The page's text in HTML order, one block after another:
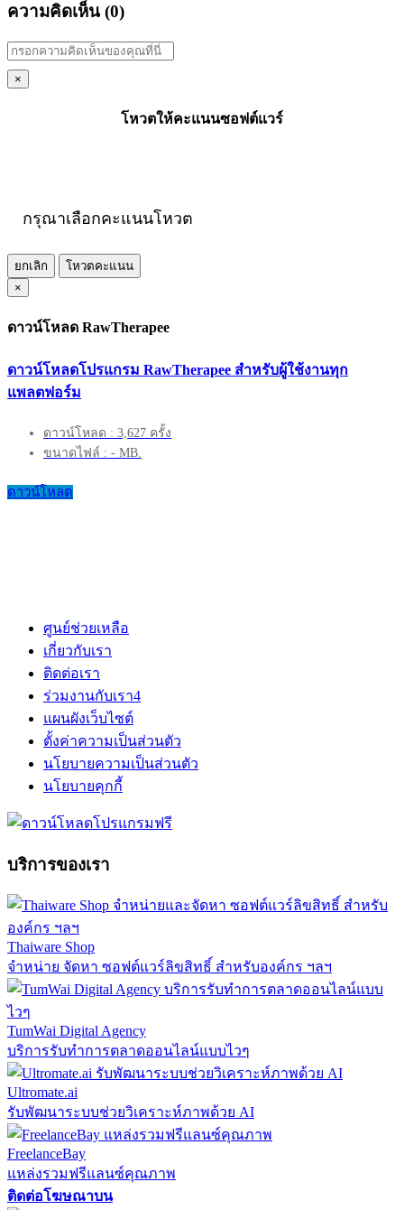
ความคิดเห็น (0)
×
โหวตให้คะแนนซอฟต์แวร์
กรุณาเลือกคะแนนโหวต
ยกเลิก
โหวตคะแนน
×
ดาวน์โหลด RawTherapee
ดาวน์โหลดโปรแกรม RawTherapee สำหรับผู้ใช้งานทุก
แพลตฟอร์ม
ดาวน์โหลด : 3,627 ครั้ง
ขนาดไฟล์ : - MB.
ดาวน์โหลด
ศูนย์ช่วยเหลือ
เกี่ยวกับเรา
ติดต่อเรา
ร่วมงานกับเรา4
แผนผังเว็บไซต์
ตั้งค่าความเป็นส่วนตัว
นโยบายความเป็นส่วนตัว
นโยบายคุกกี้
บริการของเรา
Thaiware Shop
จำหน่าย จัดหา ซอฟต์แวร์ลิขสิทธิ์ สำหรับองค์กร ฯลฯ
TumWai Digital Agency
บริการรับทำการตลาดออนไลน์แบบไวๆ
Ultromate.ai
รับพัฒนาระบบช่วยวิเคราะห์ภาพด้วย AI
FreelanceBay
แหล่งรวมฟรีแลนซ์คุณภาพ
ติดต่อโฆษณาบน